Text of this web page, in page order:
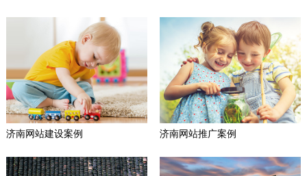
济南网站建设案例 济南网站推广案例